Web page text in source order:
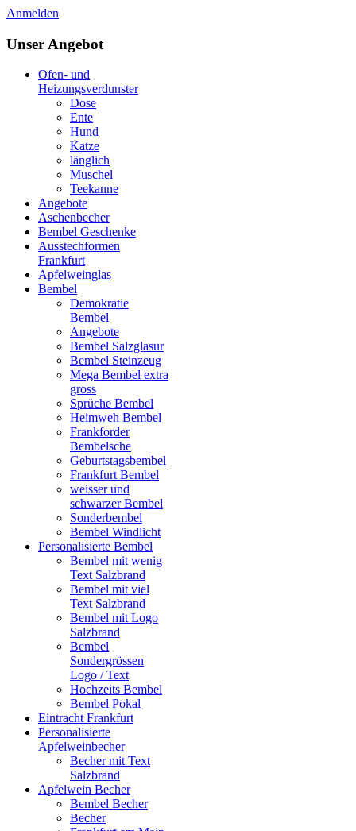
Anmelden
Unser Angebot
Ofen- und
Heizungsverdunster
Dose
Ente
Hund
Katze
länglich
Muschel
Teekanne
Angebote
Aschenbecher
Bembel Geschenke
Ausstechformen
Frankfurt
Apfelweinglas
Bembel
Demokratie
Bembel
Angebote
Bembel Salzglasur
Bembel Steinzeug
Mega Bembel extra
gross
Sprüche Bembel
Heimweh Bembel
Frankforder
Bembelsche
Geburtstagsbembel
Frankfurt Bembel
weisser und
schwarzer Bembel
Sonderbembel
Bembel Windlicht
Personalisierte Bembel
Bembel mit wenig
Text Salzbrand
Bembel mit viel
Text Salzbrand
Bembel mit Logo
Salzbrand
Bembel
Sondergrössen
Logo / Text
Hochzeits Bembel
Bembel Pokal
Eintracht Frankfurt
Personalisierte
Apfelweinbecher
Becher mit Text
Salzbrand
Apfelwein Becher
Bembel Becher
Becher